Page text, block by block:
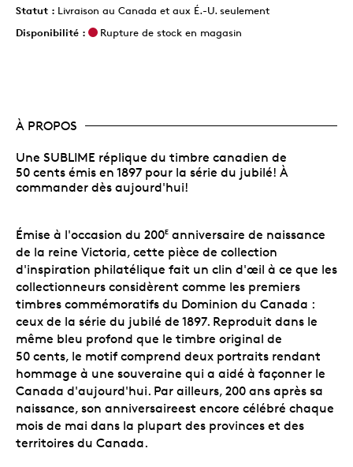
Statut : Livraison au Canada et aux É.-U. seulement
Disponibilité :
Rupture de stock en magasin
À PROPOS
Une SUBLIME réplique du timbre canadien de
50 cents émis en 1897 pour la série du jubilé! À
commander dès aujourd'hui!
Émise à l'occasion du 200E anniversaire de naissance
de la reine Victoria, cette pièce de collection
d'inspiration philatélique fait un clin d'œil à ce que les
collectionneurs considèrent comme les premiers
timbres commémoratifs du Dominion du Canada :
ceux de la série du jubilé de 1897. Reproduit dans le
même bleu profond que le timbre original de
50 cents, le motif comprend deux portraits rendant
hommage à une souveraine qui a aidé à façonner le
Canada d'aujourd'hui. Par ailleurs, 200 ans après sa
naissance, son anniversaireest encore célébré chaque
mois de mai dans la plupart des provinces et des
territoires du Canada.